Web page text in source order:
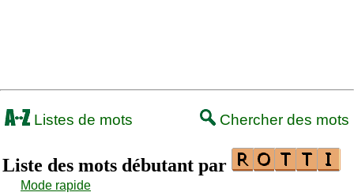
Listes de mots Chercher des mots
Liste des mots débutant par
Mode rapide